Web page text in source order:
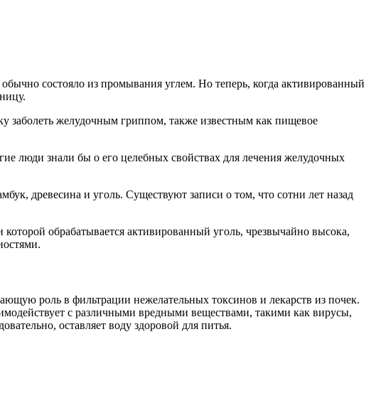
состояло из промывания углем. Но теперь, когда активированный
заболеть желудочным гриппом, также известным как пищевое
люди знали бы о его целебных свойствах для лечения желудочных
древесина и уголь. Существуют записи о том, что сотни лет назад
обрабатывается активированный уголь, чрезвычайно высока,
роль в фильтрации нежелательных токсинов и лекарств из почек.
с различными вредными веществами, такими как вирусы,
оставляет воду здоровой для питья.